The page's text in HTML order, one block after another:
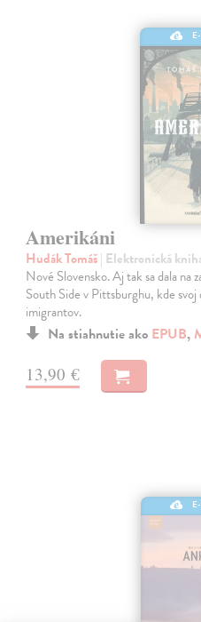
Amerikáni
Hudák Tomáš| Elektronická
Nové Slovensko. Aj tak sa dala
South Side v Pittsburghu, kde
imigrantov.
Na stiahnutie ako EPUB,
13,90 €